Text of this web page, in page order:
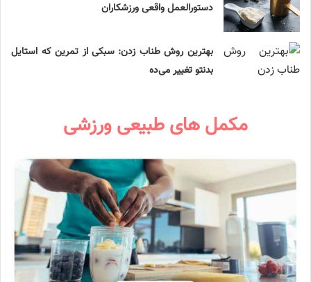
دستورالعمل واقعی ورزشکاران
بهترین روش طناب زدن: سبکی از تمرین که استایل
بدنتو تغییر می‌ده
مکمل های طبیعی ورزشی